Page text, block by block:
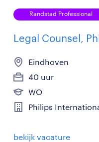
Randstad Professional
Legal Counsel,
Eindhoven
40 uur
WO
Philips
bekijk vacature